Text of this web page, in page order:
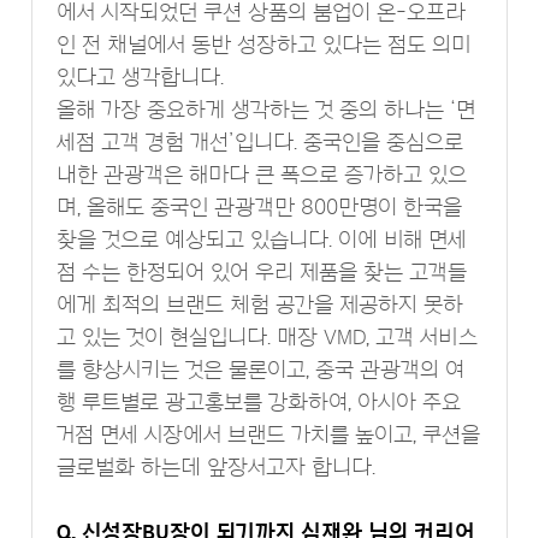
에서 시작되었던 쿠션 상품의 붐업이 온-오프라
인 전 채널에서 동반 성장하고 있다는 점도 의미
있다고 생각합니다.
올해 가장 중요하게 생각하는 것 중의 하나는 ‘면
세점 고객 경험 개선’입니다. 중국인을 중심으로
내한 관광객은 해마다 큰 폭으로 증가하고 있으
며, 올해도 중국인 관광객만 800만명이 한국을
찾을 것으로 예상되고 있습니다. 이에 비해 면세
점 수는 한정되어 있어 우리 제품을 찾는 고객들
에게 최적의 브랜드 체험 공간을 제공하지 못하
고 있는 것이 현실입니다. 매장 VMD, 고객 서비스
를 향상시키는 것은 물론이고, 중국 관광객의 여
행 루트별로 광고홍보를 강화하여, 아시아 주요
거점 면세 시장에서 브랜드 가치를 높이고, 쿠션을
글로벌화 하는데 앞장서고자 합니다.
Q. 신성장BU장이 되기까지 심재완 님의 커리어